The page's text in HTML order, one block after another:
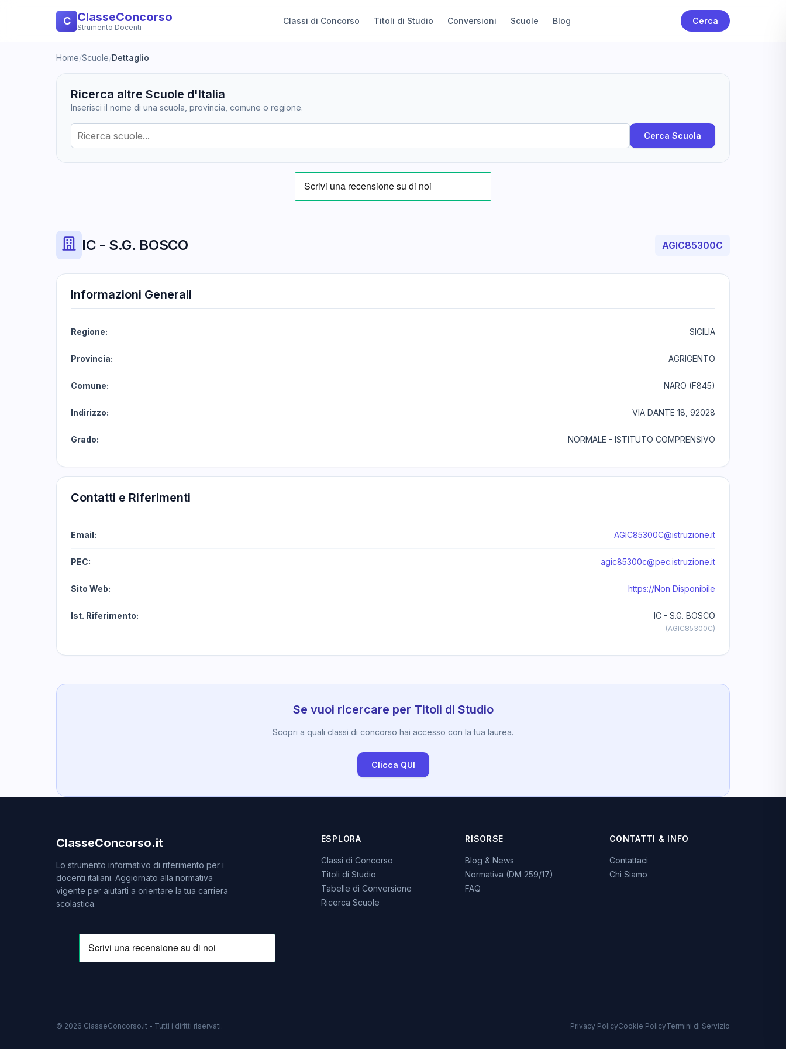
C ClasseConcorso
Strumento Docenti
Classi di Concorso Titoli di Studio Conversioni Scuole Blog Cerca
Home/Scuole/Dettaglio
Ricerca altre Scuole d'Italia
Inserisci il nome di una scuola, provincia, comune o regione.
Cerca Scuola
IC - S.G. BOSCO AGIC85300C
Informazioni Generali
Regione: SICILIA
Provincia: AGRIGENTO
Comune: NARO (F845)
Indirizzo: VIA DANTE 18, 92028
Grado: NORMALE - ISTITUTO COMPRENSIVO
Contatti e Riferimenti
Email: AGIC85300C@istruzione.it
PEC: agic85300c@pec.istruzione.it
Sito Web: https://Non Disponibile
Ist. Riferimento: IC - S.G. BOSCO
(AGIC85300C)
Se vuoi ricercare per Titoli di Studio
Scopri a quali classi di concorso hai accesso con la tua laurea.
Clicca QUI
ClasseConcorso.it
Lo strumento informativo di riferimento per i
docenti italiani. Aggiornato alla normativa
vigente per aiutarti a orientare la tua carriera
scolastica.
ESPLORA
Classi di Concorso
Titoli di Studio
Tabelle di Conversione
Ricerca Scuole
RISORSE
Blog & News
Normativa (DM 259/17)
FAQ
CONTATTI & INFO
Contattaci
Chi Siamo
© 2026 ClasseConcorso.it - Tutti i diritti riservati. Privacy PolicyCookie PolicyTermini di Servizio